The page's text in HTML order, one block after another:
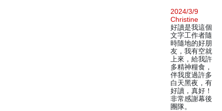
2024/3/9
Christine
好讀是我這個
文字工作者隨
時隨地的好朋
友，我有空就
上來，給我許
多精神糧食，
伴我度過許多
白天黑夜，有
好讀，真好！
非常感謝幕後
團隊。